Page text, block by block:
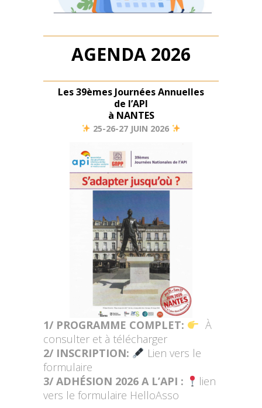
AGENDA 2026
Les 39èmes Journées Annuelles
de l’API
à NANTES
25-26-27 JUIN 2026
1/ PROGRAMME COMPLET:
À
consulter et à télécharger
2/ INSCRIPTION:
Lien vers le
formulaire
3/ ADHÉSION 2026 A L’API :
lien
vers le formulaire HelloAsso